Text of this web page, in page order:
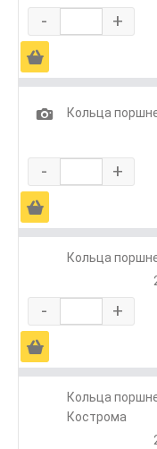
- +
Ä
1
Кольца
- +
Ä
Кольца
- +
Ä
Кольца
Кострома